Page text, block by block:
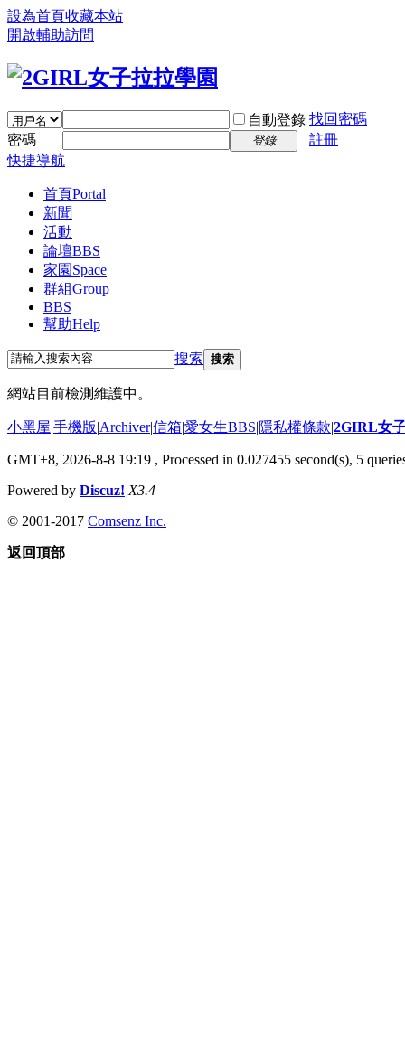
設為首頁收藏本站
開啟輔助訪問
自動登錄 找回密碼
密碼
登錄
註冊
快捷導航
首頁Portal
新聞
活動
論壇BBS
家園 Space
群組Group
BBS
幫助Help
搜索 搜索
網站目前檢測維護中。
小黑屋|手機版|Archiver|信箱|愛女生BBS|隱私權條款|2GIRL女
GMT+8, 2026-8-8 19:19 , Processed in 0.027455 second(s), 5
Powered by Discuz! X3.4
© 2001-2017 Comsenz Inc.
返回頂部